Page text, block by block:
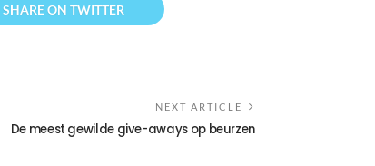
SHARE ON TWITTER
NEXT ARTICLE
De meest gewilde give-aways op beurzen